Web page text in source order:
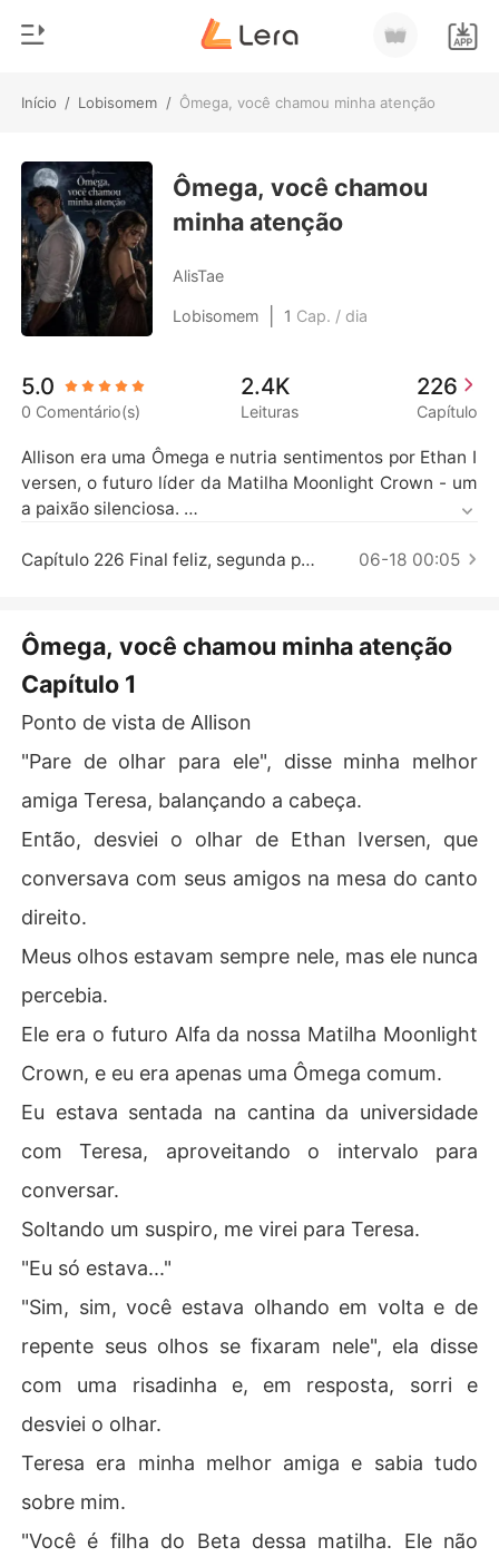
Início / Lobisomem / Ômega, você chamou minha atenção
Loja
Histórico
Sair
Baixar App
Gênero
Moderno
Lobisomem
Contos
Bilionários
Contos Curtos
Ômega, você chamou
minha atenção
AlisTae
Lobisomem 1 Cap. / dia
5.0
0 Comentário(s)
2.4K
Leituras
226
Capítulo
Allison era uma Ômega e nutria sentimentos por Ethan I
versen, o futuro líder da Matilha Moonlight Crown - um
a paixão silenciosa.
No entanto, Ethan nem olhava para ela e, movido pela a
Ryan Iversen, primo de Ethan e o legítimo herdeiro da m
atilha, era um Alfa playboy que não se importava com o
poder.
Quando ele voltou do exterior, não conseguiu desviar o
olhar de uma mulher.
Capítulo 226 Final feliz, segunda parte 06-18 00:05
Ômega, você chamou minha atenção
Capítulo 1
Ponto de vista de Allison
"Pare de olhar para ele", disse minha melhor
amiga Teresa, balançando a cabeça.
Então, desviei o olhar de Ethan Iversen, que
conversava com seus amigos na mesa do canto
direito.
Meus olhos estavam sempre nele, mas ele nunca
percebia.
Ele era o futuro Alfa da nossa Matilha Moonlight
Crown, e eu era apenas uma Ômega comum.
Eu estava sentada na cantina da universidade
com Teresa, aproveitando o intervalo para
conversar.
Soltando um suspiro, me virei para Teresa.
"Eu só estava..."
"Sim, sim, você estava olhando em volta e de
repente seus olhos se fixaram nele", ela disse
com uma risadinha e, em resposta, sorri e
desviei o olhar.
Teresa era minha melhor amiga e sabia tudo
sobre mim.
"Você é filha do Beta dessa matilha. Ele não